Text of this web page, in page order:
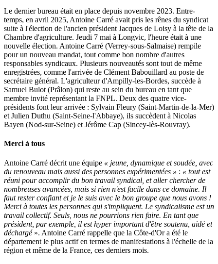
Le dernier bureau était en place depuis novembre 2023. Entre-
temps, en avril 2025, Antoine Carré avait pris les rênes du syndicat
suite à l'élection de l'ancien président Jacques de Loisy à la tête de la
Chambre d'agriculture. Jeudi 7 mai à Longvic, l'heure était à une
nouvelle élection. Antoine Carré (Verrey-sous-Salmaise) rempile
pour un nouveau mandat, tout comme bon nombre d'autres
responsables syndicaux. Plusieurs nouveautés sont tout de même
enregistrées, comme l'arrivée de Clément Babouillard au poste de
secrétaire général. L'agriculteur d'Ampilly-les-Bordes, succède à
Samuel Bulot (Prâlon) qui reste au sein du bureau en tant que
membre invité représentant la FNPL. Deux des quatre vice-
présidents font leur arrivée : Sylvain Fleury (Saint-Martin-de-la-Mer)
et Julien Duthu (Saint-Seine-l'Abbaye), ils succèdent à Nicolas
Bayen (Nod-sur-Seine) et Jérôme Cap (Sincey-lès-Rouvray).
Merci à tous
Antoine Carré décrit une équipe « jeune, dynamique et soudée, avec
du renouveau mais aussi des personnes expérimentées » : « tout est
réuni pour accomplir du bon travail syndical, et aller chercher de
nombreuses avancées, mais si rien n'est facile dans ce domaine. Il
faut rester confiant et je le suis avec le bon groupe que nous avons !
Merci à toutes les personnes qui s'impliquent. Le syndicalisme est un
travail collectif. Seuls, nous ne pourrions rien faire. En tant que
président, par exemple, il est hyper important d'être soutenu, aidé et
déchargé ». Antoine Carré rappelle que la Côte-d'Or a été le
département le plus actif en termes de manifestations à l'échelle de la
région et même de la France, ces derniers mois.